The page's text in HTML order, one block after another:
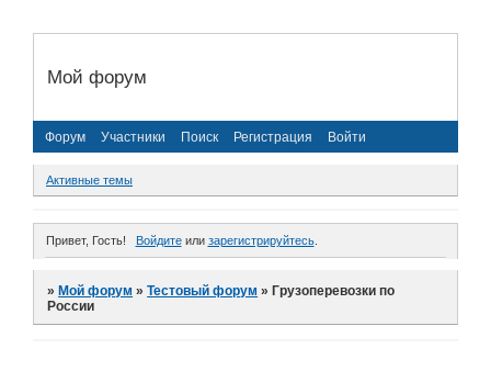
Мой форум
Форум Участники Поиск Регистрация Войти
Активные темы
Привет, Гость! Войдитеили зарегистрируйтесь.
»Мой форум »Тестовый форум »Грузоперевозки по
России